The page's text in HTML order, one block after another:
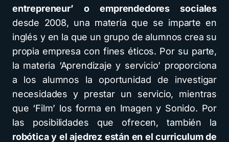
entrepreneur’ o emprendedores sociales
desde 2008, una materia que se imparte en
inglés y en la que un grupo de alumnos crea su
propia empresa con fines éticos. Por su parte,
la materia ‘Aprendizaje y servicio’ proporciona
a los alumnos la oportunidad de investigar
necesidades y prestar un servicio, mientras
que ‘Film’ los forma en Imagen y Sonido. Por
las posibilidades que ofrecen, también la
robótica y el ajedrez están en el curriculum de